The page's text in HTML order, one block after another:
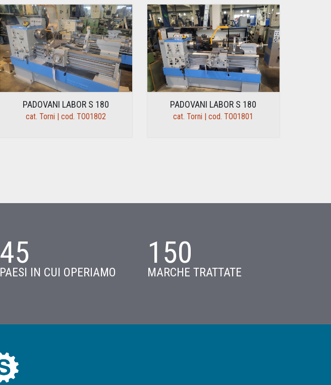
PADOVANI LABOR S 180
cat. Torni | cod. TO01802
PADOVANI LABOR S 180
cat. Torni | cod. TO01801
45
PAESI IN CUI OPERIAMO
150
MARCHE TRATTATE